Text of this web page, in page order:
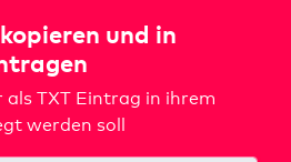
und in
als TXT Eintrag in ihrem
werden soll